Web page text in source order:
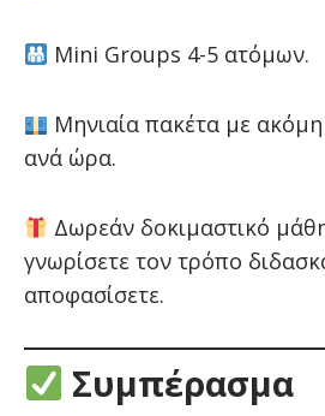
Mini Groups 4-5 ατόμων.
Μηνιαία πακέτα με
ανά ώρα.
Δωρεάν δοκιμαστικό
γνωρίσετε τον τρόπο
αποφασίσετε.
Συμπέρασμα